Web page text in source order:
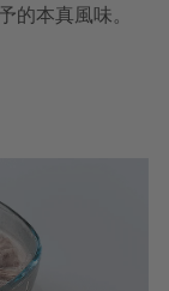
的本真風味。